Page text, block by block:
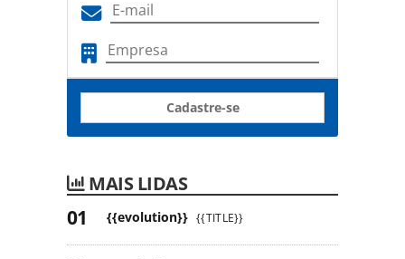
Cadastre-se
MAIS LIDAS
{{evolution}} {{TITLE}}